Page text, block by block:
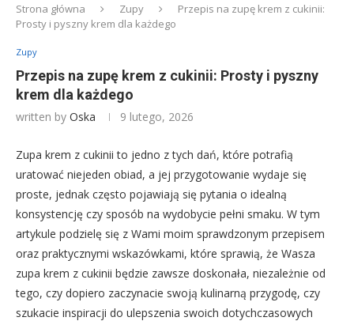
Strona główna Zupy
Przepis na zupę krem z cukinii:
Prosty i pyszny krem dla każdego
Zupy
Przepis na zupę krem z cukinii: Prosty i pyszny
krem dla każdego
written by Oska 9 lutego, 2026
Zupa krem z cukinii to jedno z tych dań, które potrafią
uratować niejeden obiad, a jej przygotowanie wydaje się
proste, jednak często pojawiają się pytania o idealną
konsystencję czy sposób na wydobycie pełni smaku. W tym
artykule podzielę się z Wami moim sprawdzonym przepisem
oraz praktycznymi wskazówkami, które sprawią, że Wasza
zupa krem z cukinii będzie zawsze doskonała, niezależnie od
tego, czy dopiero zaczynacie swoją kulinarną przygodę, czy
szukacie inspiracji do ulepszenia swoich dotychczasowych